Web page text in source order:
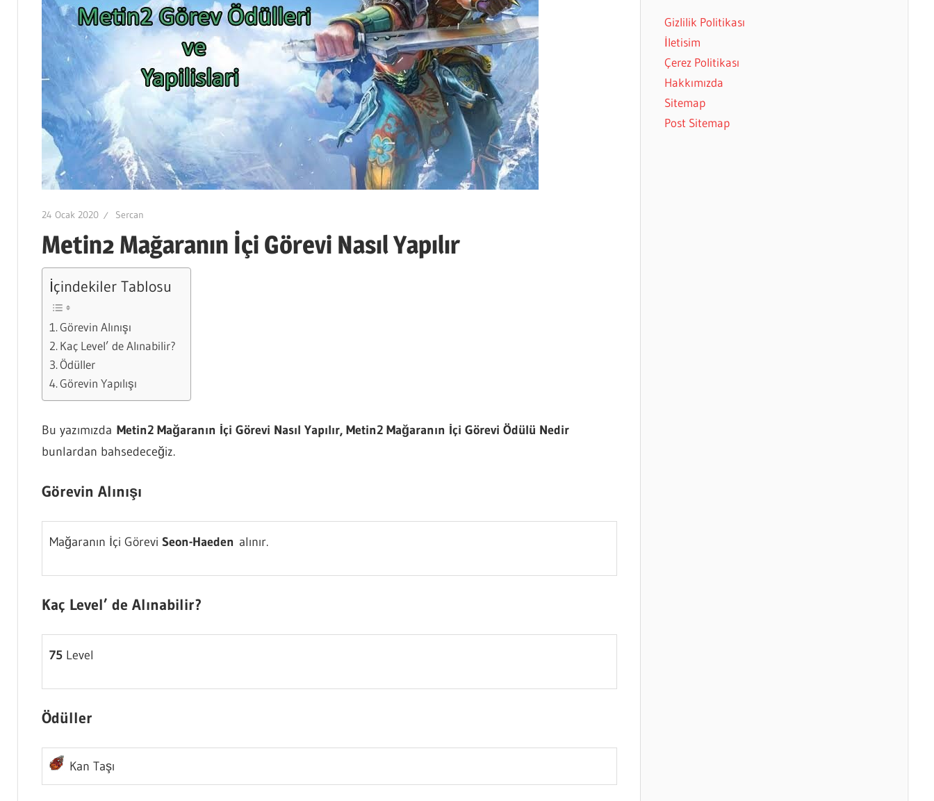
24 Ocak 2020 Sercan
Metin2 Mağaranın İçi Görevi Nasıl Yapılır
İçindekiler Tablosu
Görevin Alınışı
Kaç Level’ de Alınabilir?
Ödüller
Görevin Yapılışı
Bu yazımızda Metin2 Mağaranın İçi Görevi Nasıl Yapılır, Metin2 Mağaranın İçi Görevi Ödülü Nedir
bunlardan bahsedeceğiz.
Görevin Alınışı
Mağaranın İçi GöreviSeon-Haeden alınır.
Kaç Level’ de Alınabilir?
75 Level
Ödüller
Kan Taşı
Gizlilik Politikası
İletisim
Çerez Politikası
Hakkımızda
Sitemap
Post Sitemap